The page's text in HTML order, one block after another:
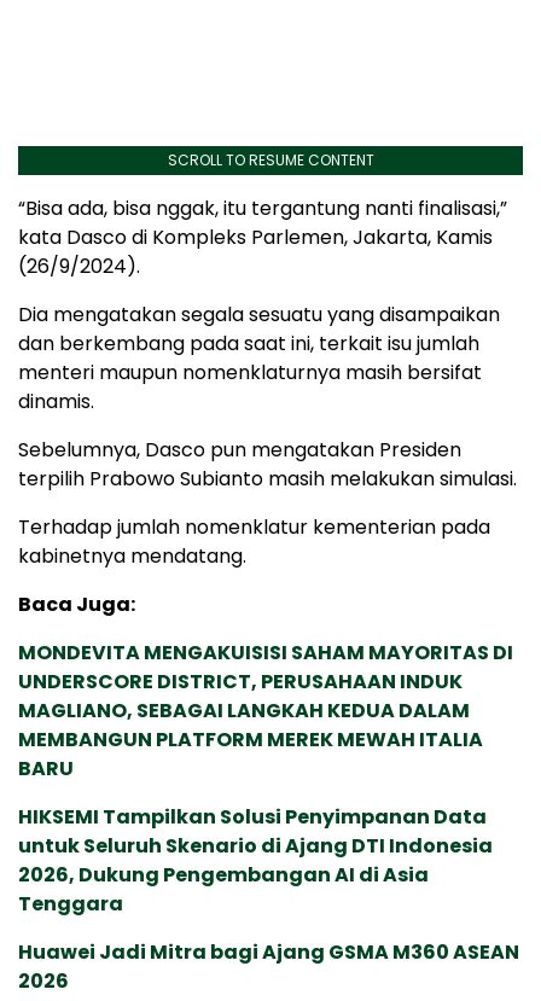
SCROLL TO RESUME CONTENT
“Bisa ada, bisa nggak, itu tergantung nanti finalisasi,”
kata Dasco di Kompleks Parlemen, Jakarta, Kamis
(26/9/2024).
Dia mengatakan segala sesuatu yang disampaikan
dan berkembang pada saat ini, terkait isu jumlah
menteri maupun nomenklaturnya masih bersifat
dinamis.
Sebelumnya, Dasco pun mengatakan Presiden
terpilih Prabowo Subianto masih melakukan simulasi.
Terhadap jumlah nomenklatur kementerian pada
kabinetnya mendatang.
Baca Juga:
MONDEVITA MENGAKUISISI SAHAM MAYORITAS DI
UNDERSCORE DISTRICT, PERUSAHAAN INDUK
MAGLIANO, SEBAGAI LANGKAH KEDUA DALAM
MEMBANGUN PLATFORM MEREK MEWAH ITALIA
BARU
HIKSEMI Tampilkan Solusi Penyimpanan Data
untuk Seluruh Skenario di Ajang DTI Indonesia
2026, Dukung Pengembangan AI di Asia
Tenggara
Huawei Jadi Mitra bagi Ajang GSMA M360 ASEAN
2026